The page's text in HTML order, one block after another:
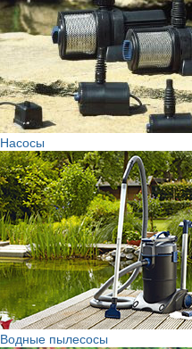
Насосы
Водные пылесосы